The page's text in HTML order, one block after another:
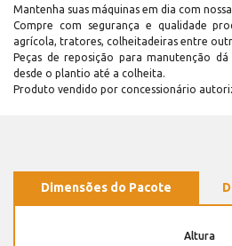
Mantenha suas máquinas em dia com
Compre com segurança e qualidade
agrícola, tratores, colheitadeiras entre
Peças de reposição para manutenção
desde o plantio até a colheita.
Produto vendido por concessionário
Dimensões do Pacote
Altura